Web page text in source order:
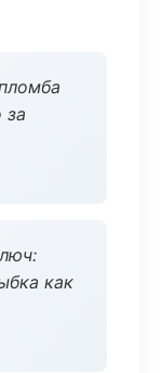
за
как